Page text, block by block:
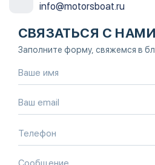
info@motorsboat.ru
СВЯЗАТЬСЯ С НАМИ
Заполните форму, свяжемся в